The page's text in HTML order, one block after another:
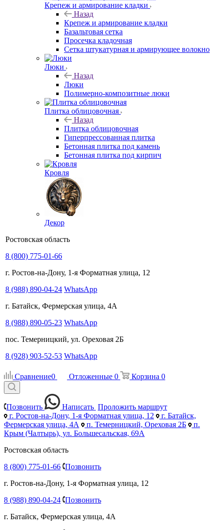
Крепеж и армирование кладки
Назад
Крепеж и армирование кладки
Базальтовая сетка
Просечка кладочная
Сетка штукатурная и армирующее волокно
Люки
Назад
Люки
Полимерно-композитные люки
Плитка облицовочная
Назад
Плитка облицовочная
Гиперпрессованная плитка
Бетонная плитка под камень
Бетонная плитка под кирпич
Кровля
Декор
Ростовская область
8 (800) 775-01-66
г. Ростов-на-Дону, 1-я Форматная улица, 12
8 (988) 890-04-24 WhatsApp
г. Батайск, Фермерская улица, 4А
8 (988) 890-05-23 WhatsApp
пос. Темерницкий, ул. Ореховая 2Б
8 (928) 903-52-53 WhatsApp
Сравнение0 Отложенные 0 Корзина 0
Позвонить Написать Проложить маршрут
г. Ростов-на-Дону, 1-я Форматная улица, 12
г. Батайск,
Фермерская улица, 4А
п. Темерницкий, Ореховая 2Б
п.
Крым (Чалтырь), ул. Большесальская, 69А
Ростовская область
8 (800) 775-01-66 Позвонить
г. Ростов-на-Дону, 1-я Форматная улица, 12
8 (988) 890-04-24 Позвонить
г. Батайск, Фермерская улица, 4А